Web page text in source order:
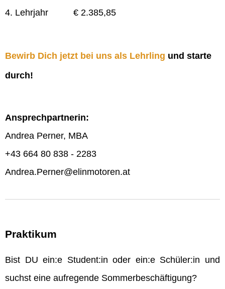
4. Lehrjahr € 2.385,85
Bewirb Dich jetzt bei uns als Lehrling und starte
durch!
Ansprechpartnerin:
Andrea Perner, MBA
+43 664 80 838 - 2283
Andrea.Perner@elinmotoren.at
Praktikum
Bist DU ein:e Student:in oder ein:e Schüler:in und
suchst eine aufregende Sommerbeschäftigung?